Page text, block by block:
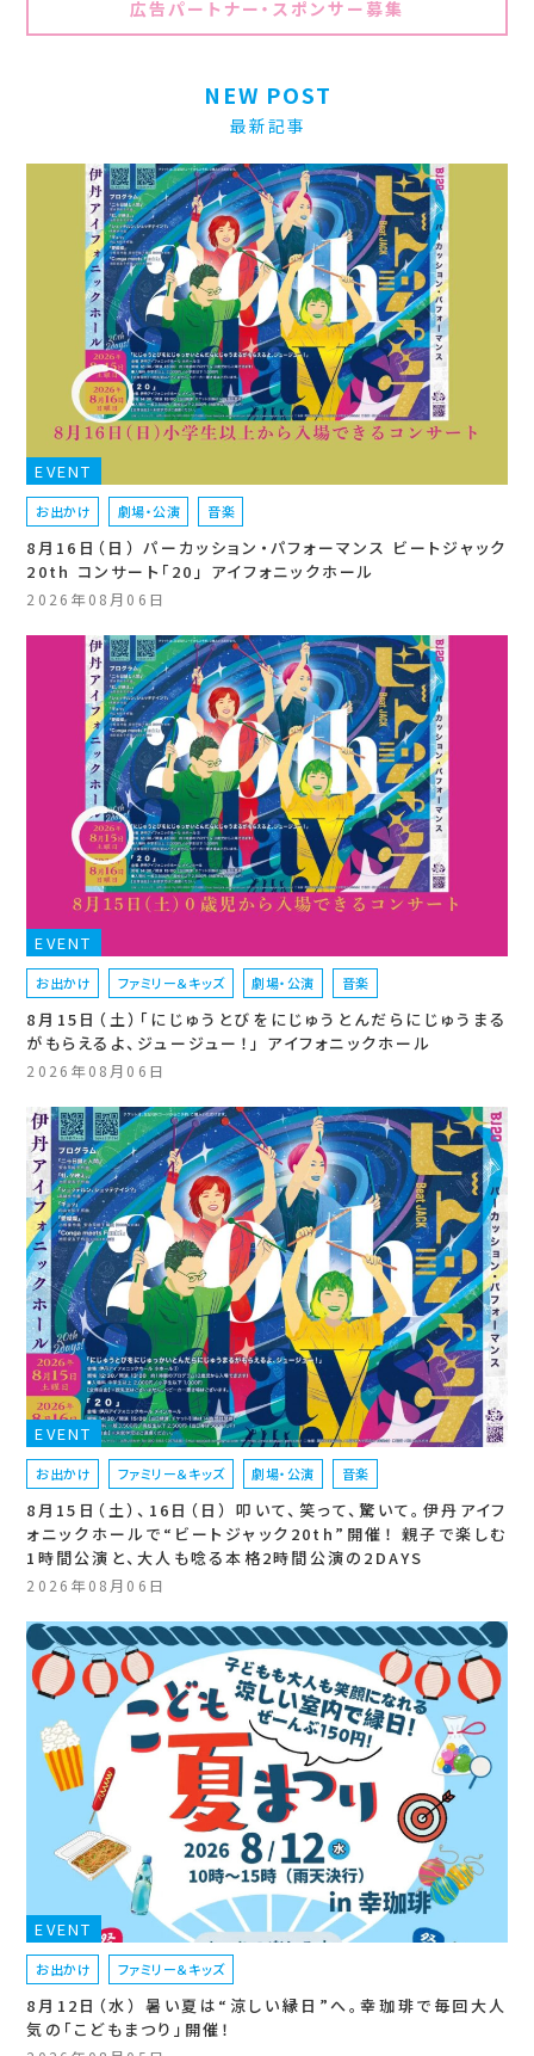
広告パートナー・スポンサー募集
NEW POST
最新記事
EVENT
お出かけ 劇場・公演 音楽
8月16日（日） パーカッション・パフォーマンス ビートジャック
20th コンサート「20」 アイフォニックホール
2026年08月06日
EVENT
お出かけ ファミリー＆キッズ 劇場・公演 音楽
8月15日（土）「にじゅうとびをにじゅうとんだらにじゅうまる
がもらえるよ、ジュージュー！」 アイフォニックホール
2026年08月06日
EVENT
お出かけ ファミリー＆キッズ 劇場・公演 音楽
8月15日（土）、16日（日） 叩いて、笑って、驚いて。伊丹アイフ
ォニックホールで“ビートジャック20th”開催！ 親子で楽しむ
1時間公演と、大人も唸る本格2時間公演の2DAYS
2026年08月06日
EVENT
お出かけ ファミリー＆キッズ
8月12日（水） 暑い夏は“涼しい縁日”へ。幸珈琲で毎回大人
気の「こどもまつり」開催！